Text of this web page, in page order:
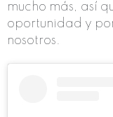
mucho más, así
oportunidad y
nosotros.